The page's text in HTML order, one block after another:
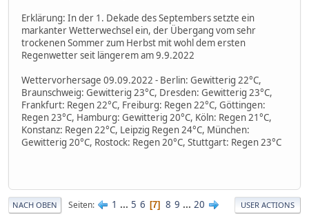
Erklärung: In der 1. Dekade des Septembers setzte ein
markanter Wetterwechsel ein, der Übergang vom sehr
trockenen Sommer zum Herbst mit wohl dem ersten
Regenwetter seit längerem am 9.9.2022
Wettervorhersage 09.09.2022 - Berlin: Gewitterig 22°C,
Braunschweig: Gewitterig 23°C, Dresden: Gewitterig 23°C,
Frankfurt: Regen 22°C, Freiburg: Regen 22°C, Göttingen:
Regen 23°C, Hamburg: Gewitterig 20°C, Köln: Regen 21°C,
Konstanz: Regen 22°C, Leipzig Regen 24°C, München:
Gewitterig 20°C, Rostock: Regen 20°C, Stuttgart: Regen 23°C
NACH OBEN Seiten 1 ... 5 6 7 8 9 ... 20 USER ACTIONS